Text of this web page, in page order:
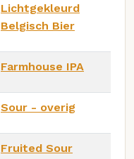
Lichtgekleurd
Belgisch Bier
Farmhouse IPA
Sour - overig
Fruited Sour